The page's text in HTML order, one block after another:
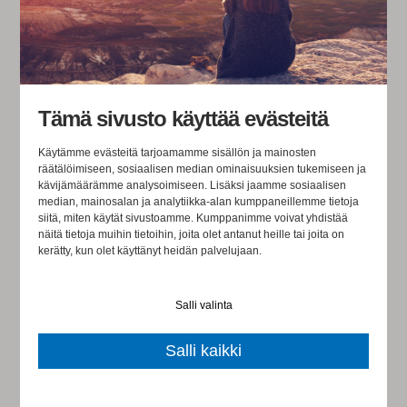
Tämä sivusto käyttää evästeitä
Käytämme evästeitä tarjoamamme sisällön ja mainosten
räätälöimiseen, sosiaalisen median ominaisuuksien tukemiseen ja
kävijämäärämme analysoimiseen. Lisäksi jaamme sosiaalisen
median, mainosalan ja analytiikka-alan kumppaneillemme tietoja
siitä, miten käytät sivustoamme. Kumppanimme voivat yhdistää
näitä tietoja muihin tietoihin, joita olet antanut heille tai joita on
kerätty, kun olet käyttänyt heidän palvelujaan.
Salli valinta
Salli kaikki
käymään läpi asioita englanniksi” -selityksiin törmää. Ei-
suomenkielisen palkkaaminenhan voisi toimia kielikylpynä
ja kulttuurikoulutuksena koko työyhteisölle.
Yksityisen puolen siivoustalkoot lähtivät muutama vuosi
sitten käyntiin ja tahti jatkuu. Siivotaan yli 45-vuotiaat
nurkista pois joko vapaaehtoisten tai ei niin
vapaaehtoisten pakettien turvin. Osa siivouksista on
varmasti ihan aiheellisia. Tämä suuntaus on kuitenkin
saanut aikaan ikävän kategorisoinnin. Yli 45-vuotiaiden,
valittaessa kannattaisi kiinnittää huomiota työnhakijan
osaamiseen, motivaatioon ja henkilökohtaisiin
ominaisuuksiin. Ikä on vain numero.